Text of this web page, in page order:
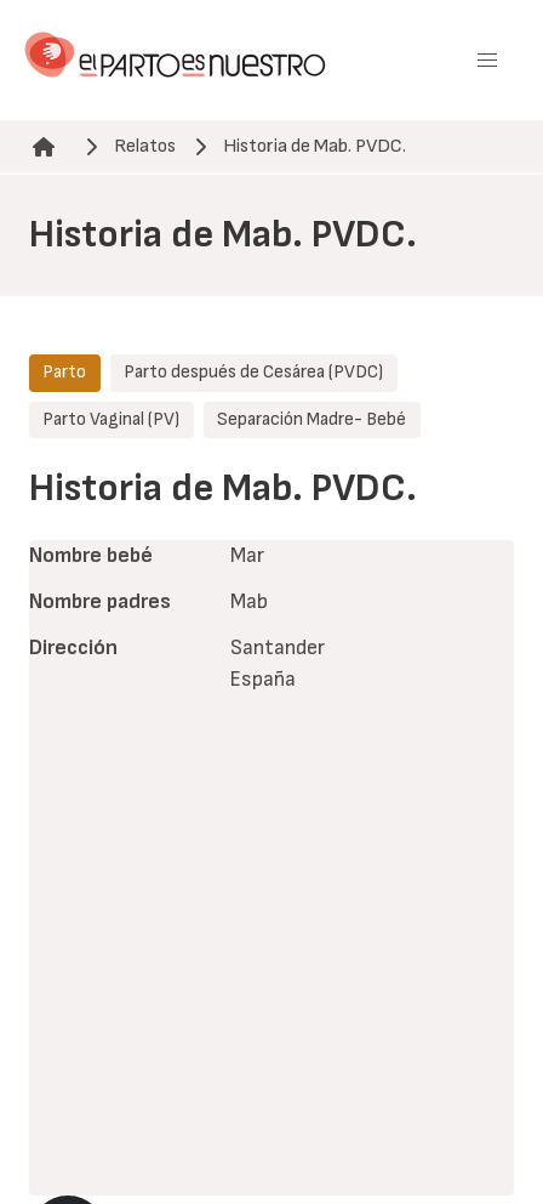
contenido
Ruta de navegación
Relatos Historia de Mab. PVDC.
Historia de Mab. PVDC.
Historia de Mab. PVDC.
Parto Parto después de Cesárea (PVDC)
Parto Vaginal (PV) Separación Madre- Bebé
Nombre bebé
Mar
Nombre padres
Mab
Dirección
Santander
España